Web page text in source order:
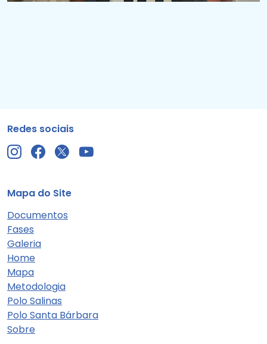
Redes sociais
Mapa do Site
Documentos
Fases
Galeria
Home
Mapa
Metodologia
Polo Salinas
Polo Santa Bárbara
Sobre